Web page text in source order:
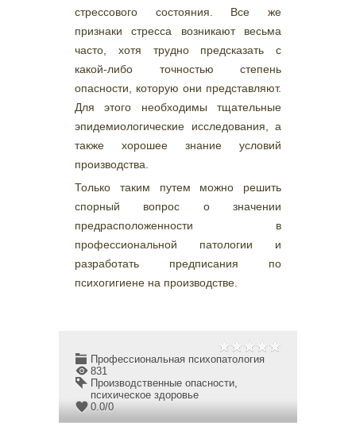
стрессового состояния. Все же
признаки стресса возникают весьма
часто, хотя трудно предсказать с
какой-либо точностью степень
опасности, которую они представляют.
Для этого необходимы тщательные
эпидемиологические исследования, а
также хорошее знание условий
производства.
Только таким путем можно решить
спорный вопрос о значении
предрасположенности в
профессиональной патологии и
разработать предписания по
психогигиене на производстве.
Профессиональная психопатология
831
Производственные опасности,
психическое здоровье
0.0/0